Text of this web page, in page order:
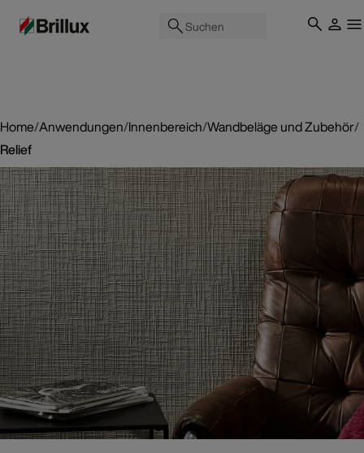
Suchen
Home/Anwendungen/Innenbereich/Wandbeläge und Zubehör/
Relief